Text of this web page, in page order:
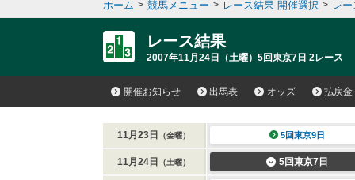
ホーム > 競馬メニュー > レース結果 開催選択 > レ
レース結果
2007年11月24日（土曜）5回東京7日 2レース
開催お知らせ 出馬表 オッズ 払戻金
11月23日 （金曜） 5回東京9日
11月24日 （土曜） 5回東京7日